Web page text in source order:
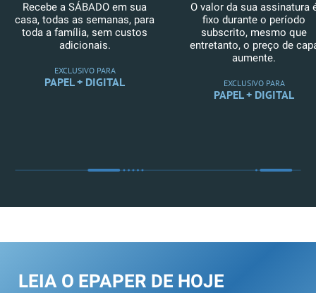
Recebe a SÁBADO em sua
casa, todas as semanas, para
toda a família, sem custos
adicionais.
EXCLUSIVO PARA
PAPEL + DIGITAL
O valor da sua assinatura
fixo durante o período
subscrito, mesmo que
entretanto, o preço de
aumente.
EXCLUSIVO PARA
PAPEL + DIGITAL
LEIA O EPAPER DE HOJE